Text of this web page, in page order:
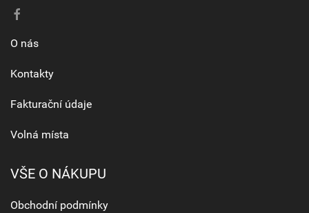
O nás
Kontakty
Fakturační údaje
Volná místa
VŠE O NÁKUPU
Obchodní podmínky